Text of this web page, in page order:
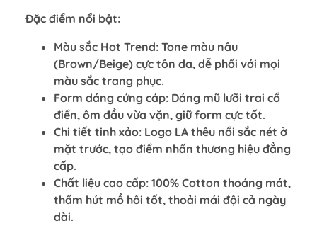
Đặc điểm nổi bật:
Màu sắc Hot Trend: Tone màu nâu
(Brown/Beige) cực tôn da, dễ phối với mọi
màu sắc trang phục.
Form dáng cứng cáp: Dáng mũ lưỡi trai cổ
điển, ôm đầu vừa vặn, giữ form cực tốt.
Chi tiết tinh xảo: Logo LA thêu nổi sắc nét ở
mặt trước, tạo điểm nhấn thương hiệu đẳng
cấp.
Chất liệu cao cấp: 100% Cotton thoáng mát,
thấm hút mồ hôi tốt, thoải mái đội cả ngày
dài.